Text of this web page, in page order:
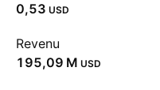
0,53 USD
Revenu
‪195,09 M‬ USD